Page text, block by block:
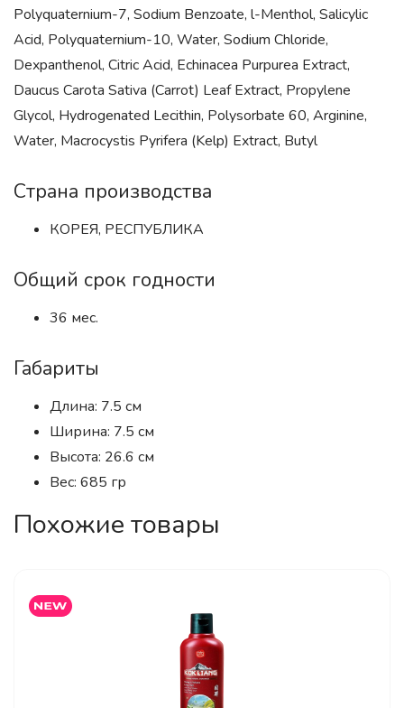
Polyquaternium-7, Sodium Benzoate, l-Menthol, Salicylic
Acid, Polyquaternium-10, Water, Sodium Chloride,
Dexpanthenol, Citric Acid, Echinacea Purpurea Extract,
Daucus Carota Sativa (Carrot) Leaf Extract, Propylene
Glycol, Hydrogenated Lecithin, Polysorbate 60, Arginine,
Water, Macrocystis Pyrifera (Kelp) Extract, Butyl
Страна производства
КОРЕЯ, РЕСПУБЛИКА
Общий срок годности
36 мес.
Габариты
Длина: 7.5 см
Ширина: 7.5 см
Высота: 26.6 см
Вес: 685 гр
Похожие товары